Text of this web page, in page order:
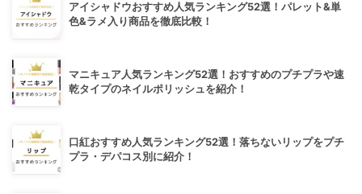
アイシャドウおすすめ人気ランキング52選！パレット&単
色&ラメ入り商品を徹底比較！
マニキュア人気ランキング52選！おすすめのプチプラや速
乾タイプのネイルポリッシュを紹介！
口紅おすすめ人気ランキング52選！落ちないリップをプチ
プラ・デパコス別に紹介！